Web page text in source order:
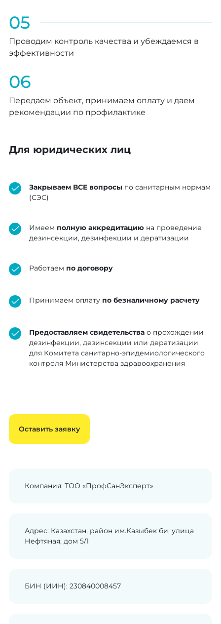
05
Проводим контроль качества и убеждаемся в
эффективности
06
Передаем объект, принимаем оплату и даем
рекомендации по профилактике
Для юридических лиц
Закрываем ВСЕ вопросы по санитарным нормам
(СЭС)
Имеем полную аккредитациюна проведение
дезинсекции, дезинфекции и дератизации
Работаем по договору
Принимаем оплату по безналичному расчету
Предоставляем свидетельствао прохождении
дезинфекции, дезинсекции или дератизации
для Комитета санитарно-эпидемиологического
контроля Министерства здравоохранения
Оставить заявку
Компания: ТОО «ПрофСанЭксперт»
Адрес: Казахстан, район им.Казыбек би, улица
Нефтяная, дом 5/1
БИН (ИИН): 230840008457